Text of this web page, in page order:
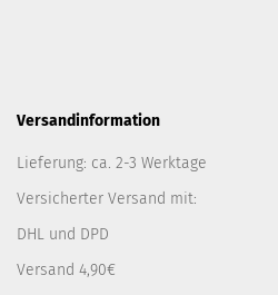
Versandinformation
Lieferung: ca. 2-3 Werktage
Versicherter Versand mit:
DHL und DPD
Versand 4,90€